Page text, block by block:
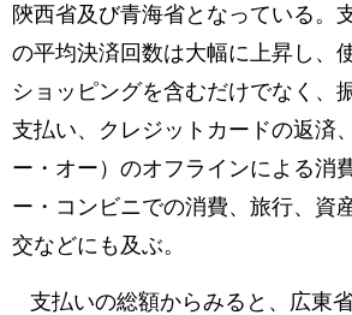
陝西省及び青海省となっている。
の平均決済回数は大幅に上昇し、
ショッピングを含むだけでなく、
支払い、クレジットカードの返済
ー・オー）のオフラインによる消
ー・コンビニでの消費、旅行、資
交などにも及ぶ。
支払いの総額からみると、広東